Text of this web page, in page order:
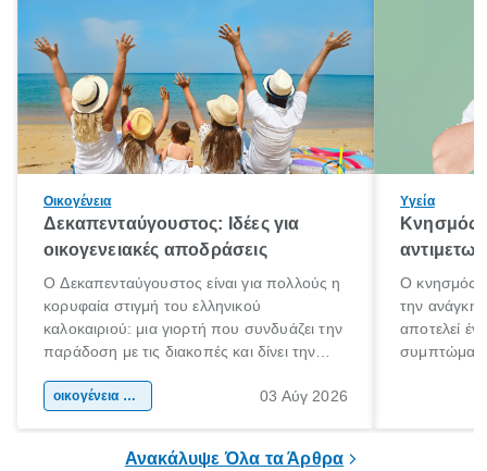
Οικογένεια
Δεκαπενταύγουστος: Ιδέες για
οικογενειακές αποδράσεις
Ο Δεκαπενταύγουστος είναι για πολλούς η
κορυφαία στιγμή του ελληνικού
καλοκαιριού: μια γιορτή που συνδυάζει την
παράδοση με τις διακοπές και δίνει την
χώρας. Είτε πρόκειται για λίγες μέρες
οικογένεια & παιδί 03 Αύγ 2026
Υγεία
Κνησμός:
Ο κνησμός
την ανάγκη
αποτελεί
Ανακάλυψε Όλα τα Άρθρα